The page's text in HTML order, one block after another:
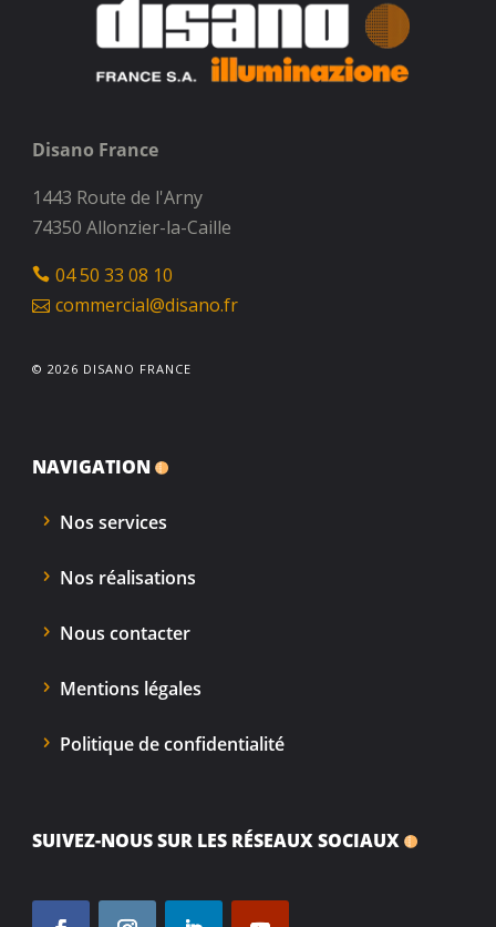
Disano France
1443 Route de l'Arny
74350 Allonzier-la-Caille
04 50 33 08 10
commercial@disano.fr
© 2026 DISANO FRANCE
NAVIGATION
Nos services
Nos réalisations
Nous contacter
Mentions légales
Politique de confidentialité
SUIVEZ-NOUS SUR LES RÉSEAUX SOCIAUX